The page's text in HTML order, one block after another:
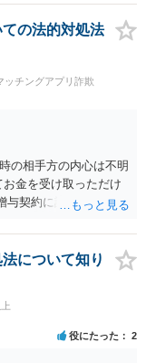
しい、などの要望を
を送信してしまいま
囲気の写真を交換して
れたので教えたりと
は、青少年条例違反
知らなくても処罰可
の法的対処法
ッチングアプリ詐欺
の相手方の内心は不明
金を受け取っただけ
与契約に該当すると思
さい。 ご不安であれ
れません。 以上、ご参
について知り
役にたった 2